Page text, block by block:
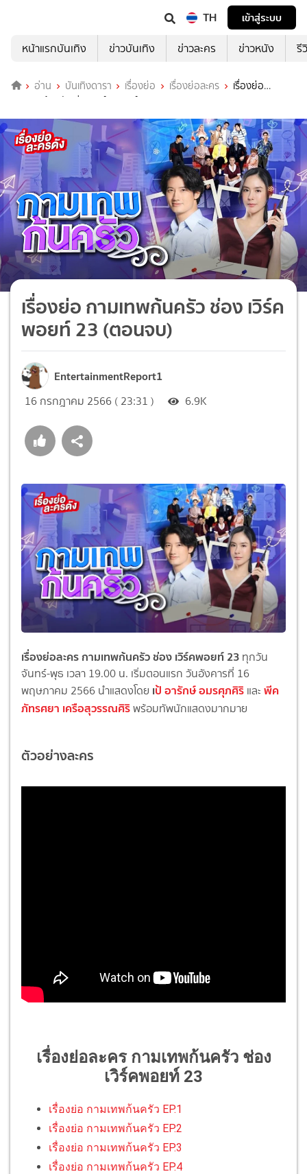
TH
เข้าสู่ระบบ
หน้าแรกบันเทิง
ข่าวบันเทิง ข่าวละคร ข่าวหนัง รี
อ่าน บันเทิงดารา เรื่องย่อ เรื่องย่อละคร
เรื่องย่อ
กามเทพก้นครัว ช่อง เวิร์คพอยท์ 23 (ตอนจบ)
เรื่องย่อ กามเทพก้นครัว ช่อง เวิร์ค
พอยท์ 23 (ตอนจบ)
EntertainmentReport1
16 กรกฎาคม 2566 ( 23:31 ) 6.9K
เรื่องย่อละคร กามเทพก้นครัว ช่อง เวิร์คพอยท์ 23 ทุกวัน
จันทร์-พุธ เวลา 19.00 น. เริ่มตอนแรก วันอังคารที่ 16
พฤษภาคม 2566 นำแสดงโดย เป้ อารักษ์ อมรศุภศิริ และ พีค
ภัทรศยา เครือสุวรรณศิริพร้อมทัพนักแสดงมากมาย
ตัวอย่างละคร
เรื่องย่อละคร กามเทพก้นครัว ช่อง
เวิร์คพอยท์ 23
เรื่องย่อ กามเทพก้นครัว EP.1
เรื่องย่อ กามเทพก้นครัว EP.2
เรื่องย่อ กามเทพก้นครัว EP.3
เรื่องย่อ กามเทพก้นครัว EP.4